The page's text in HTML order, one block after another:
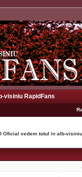
visiniu RapidFans
Oficial vedem totul in alb-